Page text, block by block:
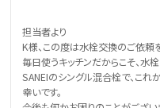
担当者より
K様、この度は水栓交換のご依頼
毎日使うキッチンだからこそ、水
SANEIのシングル混合栓で、こ
幸いです。